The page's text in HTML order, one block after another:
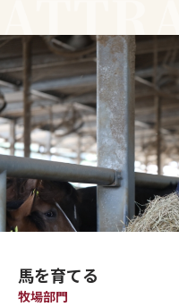
馬を育てる
牧場部門